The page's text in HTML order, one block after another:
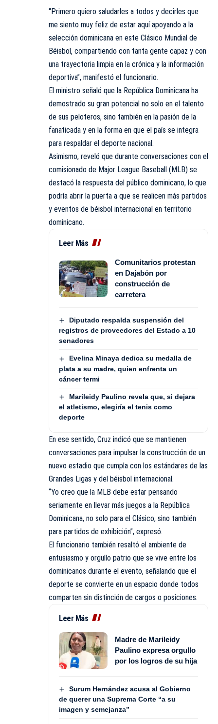
“Primero quiero saludarles a todos y decirles que
me siento muy feliz de estar aquí apoyando a la
selección dominicana en este Clásico Mundial de
Béisbol, compartiendo con tanta gente capaz y con
una trayectoria limpia en la crónica y la información
deportiva”, manifestó el funcionario.
El ministro señaló que la República Dominicana ha
demostrado su gran potencial no solo en el talento
de sus peloteros, sino también en la pasión de la
fanaticada y en la forma en que el país se integra
para respaldar el deporte nacional.
Asimismo, reveló que durante conversaciones con el
comisionado de Major League Baseball (MLB) se
destacó la respuesta del público dominicano, lo que
podría abrir la puerta a que se realicen más partidos
y eventos de béisbol internacional en territorio
dominicano.
Leer Más
Comunitarios protestan
en Dajabón por
construcción de
carretera
Diputado respalda suspensión del
registros de proveedores del Estado a 10
senadores
Evelina Minaya dedica su medalla de
plata a su madre, quien enfrenta un
cáncer termi
Marileidy Paulino revela que, si dejara
el atletismo, elegiría el tenis como
deporte
En ese sentido, Cruz indicó que se mantienen
conversaciones para impulsar la construcción de un
nuevo estadio que cumpla con los estándares de las
Grandes Ligas y del béisbol internacional.
“Yo creo que la MLB debe estar pensando
seriamente en llevar más juegos a la República
Dominicana, no solo para el Clásico, sino también
para partidos de exhibición”, expresó.
El funcionario también resaltó el ambiente de
entusiasmo y orgullo patrio que se vive entre los
dominicanos durante el evento, señalando que el
deporte se convierte en un espacio donde todos
comparten sin distinción de cargos o posiciones.
Leer Más
Madre de Marileidy
Paulino expresa orgullo
por los logros de su hija
Surum Hernández acusa al Gobierno
de querer una Suprema Corte “a su
imagen y semejanza”